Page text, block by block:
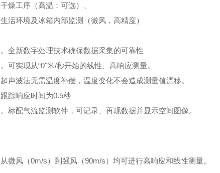
干燥工序（高温：可选）、
生活环境及冰箱内部监测（微风，高精度）
。全新数字处理技术确保数据采集的可靠性
。可实现从“0"米/秒开始的线性、高响应测量。
超声波法无需温度补偿，温度变化不会造成测量值漂移。
跟踪响应时间为0.5秒
。标配气流监测软件，可记录、再现数据并显示空间图像。
从微风（0m/s）到强风（90m/s）均可进行高响应和线性测量。